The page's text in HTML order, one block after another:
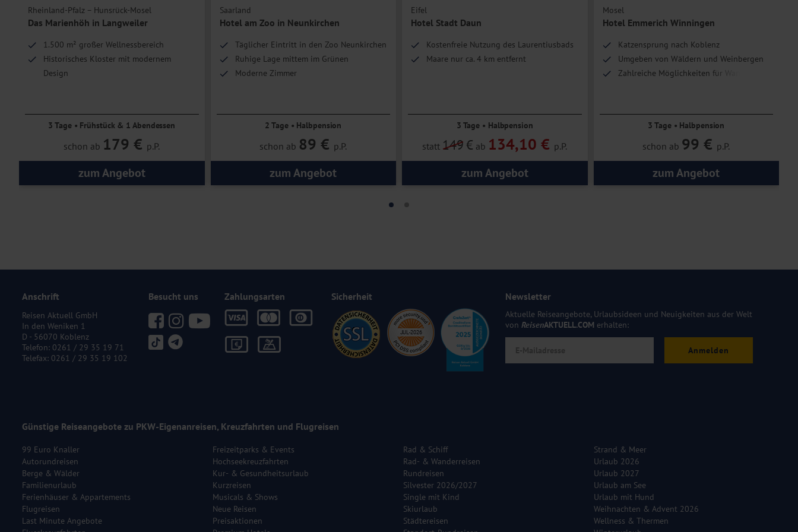
Rheinland-Pfalz – Hunsrück-Mosel
Das Marienhöh in Langweiler
1.500 m² großer Wellnessbereich
Historisches Kloster mit modernem
Design
3 Tage • Frühstück & 1 Abendessen
schon ab 179 € p.P.
zum Angebot
Saarland
Hotel am Zoo in Neunkirchen
Täglicher Eintritt in den Zoo Neunkirchen
Ruhige Lage mittem im Grünen
Moderne Zimmer
2 Tage • Halbpension
schon ab 89 € p.P.
zum Angebot
Eifel
Hotel Stadt Daun
Kostenfreie Nutzung des Laurentiusbads
Maare nur ca. 4 km entfernt
3 Tage • Halbpension
statt 149€ ab 134,10 € p.P.
zum Angebot
Mosel
Hotel Emmerich Winningen
Katzensprung nach Koblenz
Umgeben von Wäldern und Weinbergen
Zahlreiche Möglichkeiten für Wander-
3 Tage • Halbpension
schon ab 99 € p.P.
zum Angebot
Anschrift
Reisen Aktuell GmbH
In den Weniken 1
D - 56070 Koblenz
Telefon: 0261 / 29 35 19 71
Telefax: 0261 / 29 35 19 102
Besucht uns Zahlungsarten Sicherheit Newsletter
Aktuelle Reiseangebote, Urlaubsideen und Neuigkeiten aus der Welt
von ReisenAKTUELL.COM erhalten:
Anmelden
Günstige Reiseangebote zu PKW-Eigenanreisen, Kreuzfahrten und Flugreisen
99 Euro Knaller
Autorundreisen
Berge & Wälder
Familienurlaub
Ferienhäuser & Appartements
Flugreisen
Last Minute Angebote
Freizeitparks & Events
Hochseekreuzfahrten
Kur- & Gesundheitsurlaub
Kurzreisen
Musicals & Shows
Neue Reisen
Preisaktionen
Rad & Schiff
Rad- & Wanderreisen
Rundreisen
Silvester 2026/2027
Single mit Kind
Skiurlaub
Städtereisen
Strand & Meer
Urlaub 2026
Urlaub 2027
Urlaub am See
Urlaub mit Hund
Weihnachten & Advent 2026
Wellness & Thermen